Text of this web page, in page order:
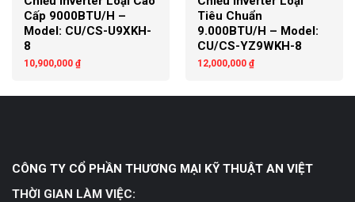
Cấp 9000BTU/H –
Model: CU/CS-U9XKH-
8
10,900,000 ₫
Tiêu Chuẩn
9.000BTU/H – Model:
CU/CS-YZ9WKH-8
12,000,000 ₫
CÔNG TY CỔ PHẦN THƯƠNG MẠI KỸ THUẬT AN VIỆT
THỜI GIAN LÀM VIỆC: